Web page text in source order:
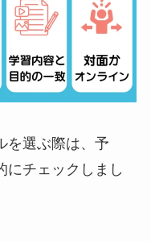
を選ぶ際は、予
にチェックしまし